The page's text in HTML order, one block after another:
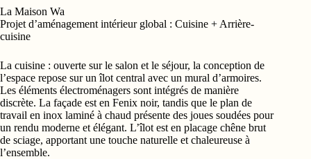
La Maison Wa
Projet d’aménagement intérieur global : Cuisine + Arrière-
cuisine
La cuisine : ouverte sur le salon et le séjour, la conception de
l’espace repose sur un îlot central avec un mural d’armoires.
Les éléments électroménagers sont intégrés de manière
discrète. La façade est en Fenix noir, tandis que le plan de
travail en inox laminé à chaud présente des joues soudées pour
un rendu moderne et élégant. L’îlot est en placage chêne brut
de sciage, apportant une touche naturelle et chaleureuse à
l’ensemble.